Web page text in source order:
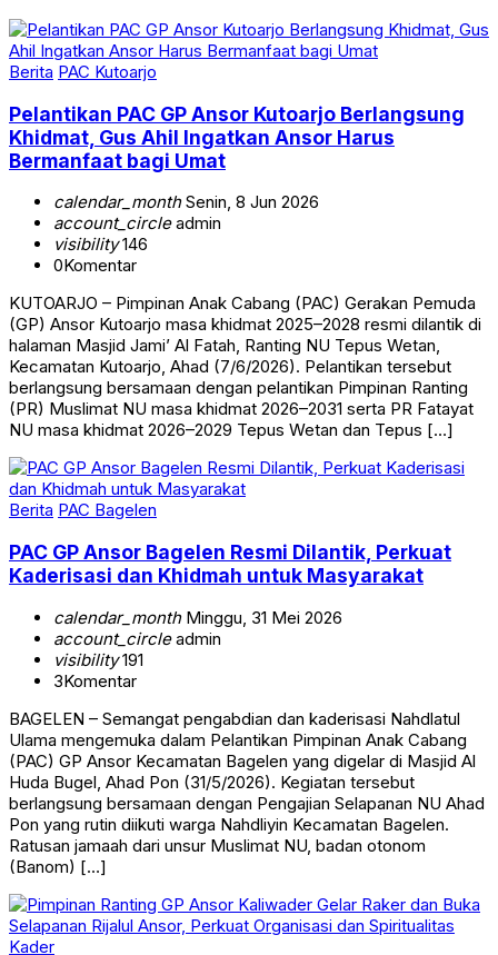
Berita PAC Kutoarjo
Pelantikan PAC GP Ansor Kutoarjo Berlangsung
Khidmat, Gus Ahil Ingatkan Ansor Harus
Bermanfaat bagi Umat
calendar_monthSenin, 8 Jun 2026
account_circleadmin
visibility146
0Komentar
KUTOARJO – Pimpinan Anak Cabang (PAC) Gerakan Pemuda
(GP) Ansor Kutoarjo masa khidmat 2025–2028 resmi dilantik di
halaman Masjid Jami’ Al Fatah, Ranting NU Tepus Wetan,
Kecamatan Kutoarjo, Ahad (7/6/2026). Pelantikan tersebut
berlangsung bersamaan dengan pelantikan Pimpinan Ranting
(PR) Muslimat NU masa khidmat 2026–2031 serta PR Fatayat
NU masa khidmat 2026–2029 Tepus Wetan dan Tepus […]
Berita PAC Bagelen
PAC GP Ansor Bagelen Resmi Dilantik, Perkuat
Kaderisasi dan Khidmah untuk Masyarakat
calendar_monthMinggu, 31 Mei 2026
account_circleadmin
visibility191
3Komentar
BAGELEN – Semangat pengabdian dan kaderisasi Nahdlatul
Ulama mengemuka dalam Pelantikan Pimpinan Anak Cabang
(PAC) GP Ansor Kecamatan Bagelen yang digelar di Masjid Al
Huda Bugel, Ahad Pon (31/5/2026). Kegiatan tersebut
berlangsung bersamaan dengan Pengajian Selapanan NU Ahad
Pon yang rutin diikuti warga Nahdliyin Kecamatan Bagelen.
Ratusan jamaah dari unsur Muslimat NU, badan otonom
(Banom) […]